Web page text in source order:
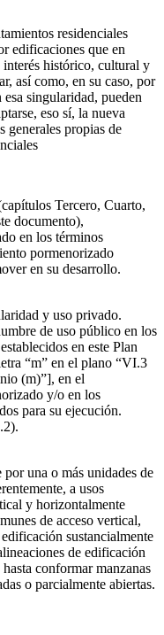
residenciales
edificaciones que en
histórico, cultural y
así como, en su caso, por
singularidad, pueden
eso sí, la nueva
generales propias de
Tercero, Cuarto,
documento),
en los términos
pormenorizado
en su desarrollo.
y uso privado.
de uso público en los
en este Plan
“m” en el plano “VI.3
(m)”], en el
y/o en los
para su ejecución.
una o más unidades de
a usos
y horizontalmente
de acceso vertical,
sustancialmente
de edificación
conformar manzanas
o parcialmente abiertas.